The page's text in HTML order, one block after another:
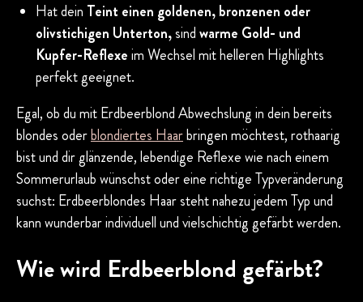
Hat dein Teint einen goldenen, bronzenen oder
olivstichigen Unterton,sindwarme Gold- und
Kupfer-Reflexeim Wechsel mit helleren Highlights
perfekt geeignet.
Egal, ob du mit Erdbeerblond Abwechslung in dein bereits
blondes oderblondiertes Haarbringen möchtest, rothaarig
bist und dir glänzende, lebendige Reflexe wie nach einem
Sommerurlaub wünschst oder eine richtige Typveränderung
suchst: Erdbeerblondes Haar steht nahezu jedem Typ und
kann wunderbar individuell und vielschichtig gefärbt werden.
Wie wird Erdbeerblond gefärbt?